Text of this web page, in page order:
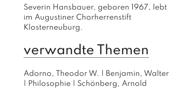
Severin Hansbauer, geboren 1967, lebt
im Augustiner Chorherrenstift
Klosterneuburg.
verwandte Themen
Adorno, Theodor W.
Benjamin, Walter
Philosophie Schönberg, Arnold